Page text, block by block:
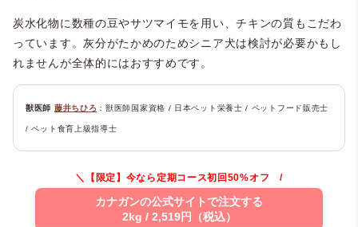
炭水化物に数種の豆やサツマイモを用い、チキンの質もこだわ
っています。灰分がたかめのためシニア犬は検討が必要かもし
れませんが全体的にはおすすめです。
獣医師 藤井ちひろ ：獣医師国家資格 / 日本ペット栄養士 / ペットフード販売士
/ ペット食育上級指導士
＼【限定】今なら定期コース初回50%オフ /
カナガンの公式サイトで注文する
2kg / 2,519円（税込）